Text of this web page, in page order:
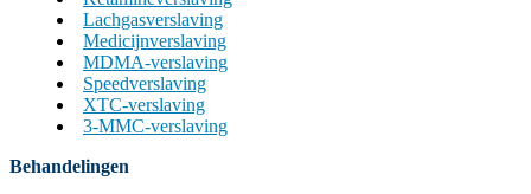
Lachgasverslaving
Medicijnverslaving
MDMA-verslaving
Speedverslaving
XTC-verslaving
3-MMC-verslaving
Behandelingen